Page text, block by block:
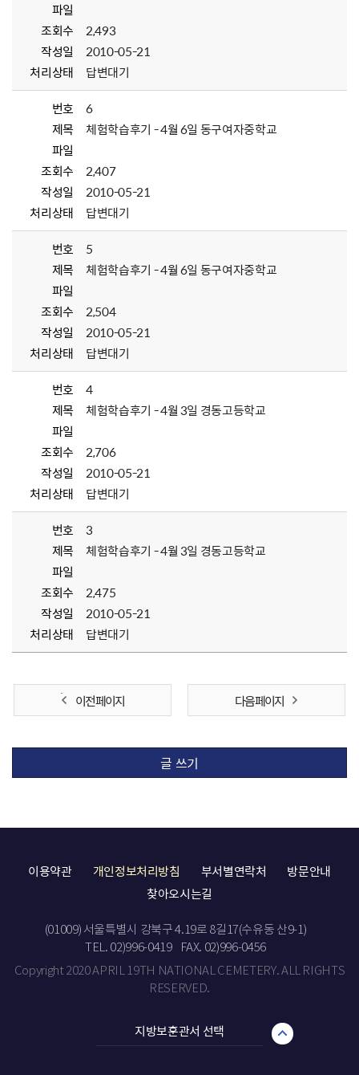
파일
조회수
2,493
작성일
2010-05-21
처리상태
답변대기
번호
6
제목
체험학습후기 - 4월 6일 동구여자중학교
파일
조회수
2,407
작성일
2010-05-21
처리상태
답변대기
번호
5
제목
체험학습후기 - 4월 6일 동구여자중학교
파일
조회수
2,504
작성일
2010-05-21
처리상태
답변대기
번호
4
제목
체험학습후기 - 4월 3일 경동고등학교
파일
조회수
2,706
작성일
2010-05-21
처리상태
답변대기
번호
3
제목
체험학습후기 - 4월 3일 경동고등학교
파일
조회수
2,475
작성일
2010-05-21
처리상태
답변대기
이전 페이지 다음 페이지
글 쓰기
이용약관 개인정보처리방침 부서별연락처
방문안내
찾아오시는길
(01009) 서울특별시 강북구 4.19로 8길17(수유동 산9-1)
TEL. 02)996-0419
FAX. 02)996-0456
Copyright 2020 APRIL 19TH NATIONAL CEMETERY. ALL RIGHTS
RESERVED.
지방보훈관서 선택